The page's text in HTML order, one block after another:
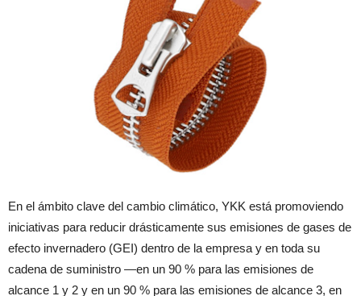
En el ámbito clave del cambio climático, YKK está promoviendo
iniciativas para reducir drásticamente sus emisiones de gases de
efecto invernadero (GEI) dentro de la empresa y en toda su
cadena de suministro —en un 90 % para las emisiones de
alcance 1 y 2 y en un 90 % para las emisiones de alcance 3, en